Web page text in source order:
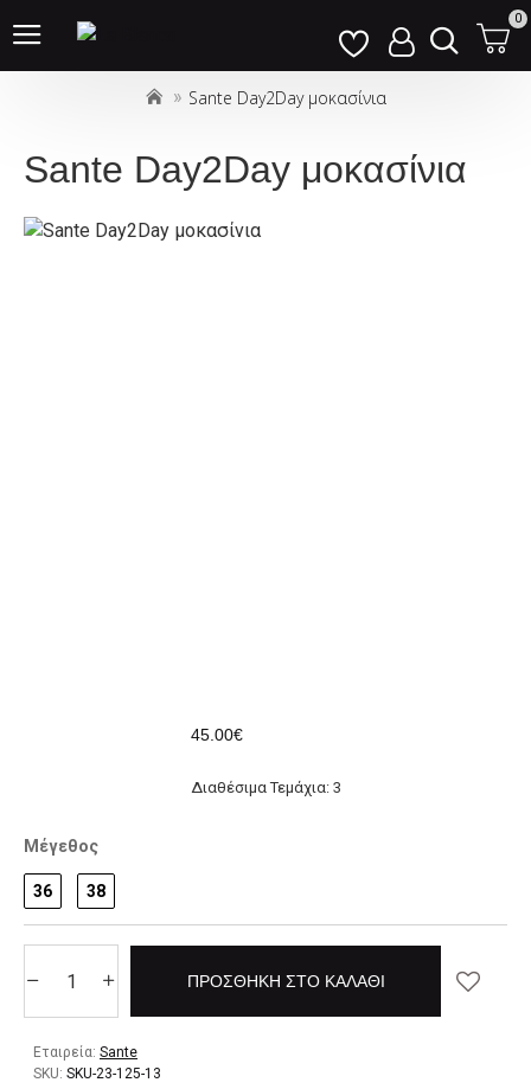
Αυτός
ο
ένα
σύστημα
προσβασιμότητας.
0
Sante Day2Day μοκασίνια
Sante Day2Day μοκασίνια
Εταιρεία: Sante
SKU: SKU-23-125-13
45.00€
Διαθέσιμα Τεμάχια: 3
Μέγεθος
36 38
ΠΡΟΣΘΉΚΗ ΣΤΟ ΚΑΛΆΘΙ